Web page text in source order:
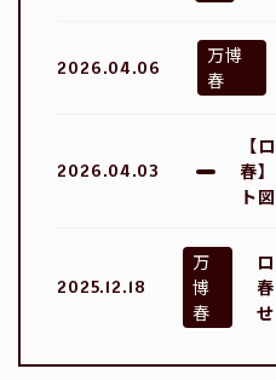
2026.04.06
万博
春
2026.04.03
【
春
ト
2025.12.18
万
博
春
せ